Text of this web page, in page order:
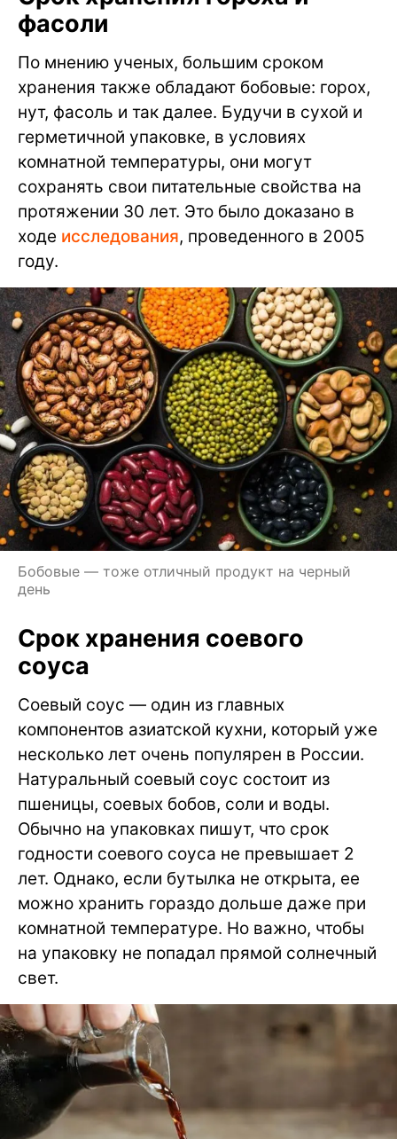
фасоли
По мнению ученых, большим сроком
хранения также обладают бобовые: горох,
нут, фасоль и так далее. Будучи в сухой и
герметичной упаковке, в условиях
комнатной температуры, они могут
сохранять свои питательные свойства на
протяжении 30 лет. Это было доказано в
ходе исследования, проведенного в 2005
году.
Бобовые — тоже отличный продукт на черный
день
Срок хранения соевого
соуса
Соевый соус — один из главных
компонентов азиатской кухни, который уже
несколько лет очень популярен в России.
Натуральный соевый соус состоит из
пшеницы, соевых бобов, соли и воды.
Обычно на упаковках пишут, что срок
годности соевого соуса не превышает 2
лет. Однако, если бутылка не открыта, ее
можно хранить гораздо дольше даже при
комнатной температуре. Но важно, чтобы
на упаковку не попадал прямой солнечный
свет.